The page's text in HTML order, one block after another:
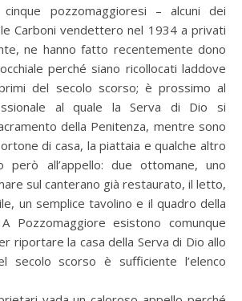
cinque pozzomaggioresi – alcuni dei
Carboni vendettero nel 1934 a privati
ne hanno fatto recentemente dono
perché siano ricollocati laddove
del secolo scorso; è prossimo al
al quale la Serva di Dio si
della Penitenza, mentre sono
di casa, la piattaia e qualche altro
però all’appello: due ottomane, uno
sul canterano già restaurato, il letto,
un semplice tavolino e il quadro della
Pozzomaggiore esistono comunque
riportare la casa della Serva di Dio allo
secolo scorso è sufficiente l’elenco